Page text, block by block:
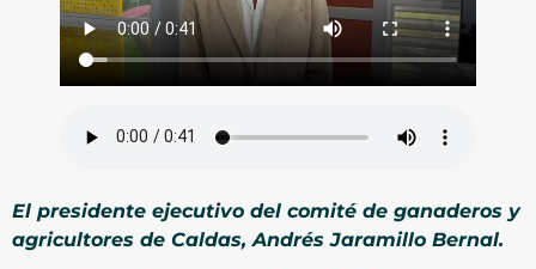
El presidente ejecutivo del comité de ganaderos y
agricultores de Caldas, Andrés Jaramillo Bernal.